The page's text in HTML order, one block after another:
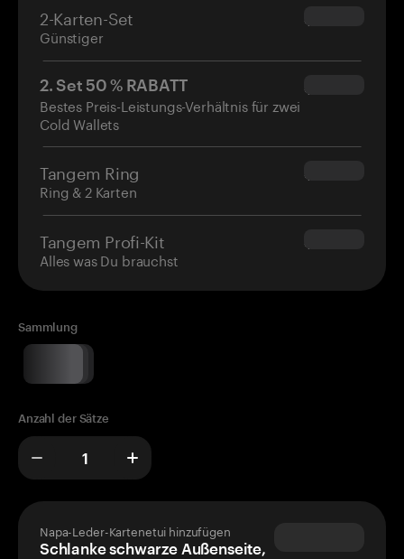
2-Karten-Set
Günstiger
$54.90
2. Set 50 % RABATT
Bestes Preis-Leistungs-Verhältnis für zwei
Cold Wallets
$34.95
Tangem Ring
Ring & 2 Karten
$160.00
Tangem Profi-Kit
Alles was Du brauchst
$180.00
Sammlung
Anzahl der Sätze
Napa-Leder-Kartenetui hinzufügen
Schlanke schwarze Außenseite,